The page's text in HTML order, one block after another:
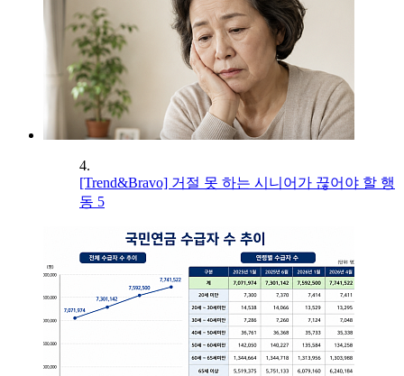
4.
[Trend&Bravo] 거절 못 하는 시니어가 끊어야 할 행
동 5